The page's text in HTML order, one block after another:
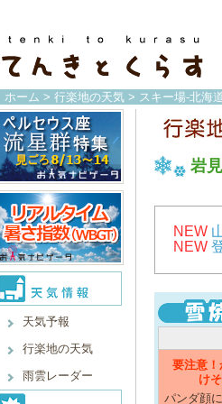
ホーム > 行楽地の天気 > スキー場-北海
天気予報
行楽地の天気
雨雲レーダー
岩
NEW
NEW
要注意
け
パンダ顔